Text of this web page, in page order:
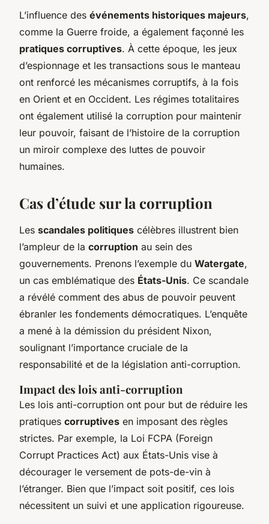
L’influence des événements historiques majeurs,
comme la Guerre froide, a également façonné les
pratiques corruptives. À cette époque, les jeux
d’espionnage et les transactions sous le manteau
ont renforcé les mécanismes corruptifs, à la fois
en Orient et en Occident. Les régimes totalitaires
ont également utilisé la corruption pour maintenir
leur pouvoir, faisant de l’histoire de la corruption
un miroir complexe des luttes de pouvoir
humaines.
Cas d’étude sur la corruption
Les scandales politiques célèbres illustrent bien
l’ampleur de la corruption au sein des
gouvernements. Prenons l’exemple du Watergate,
un cas emblématique des États-Unis. Ce scandale
a révélé comment des abus de pouvoir peuvent
ébranler les fondements démocratiques. L’enquête
a mené à la démission du président Nixon,
soulignant l’importance cruciale de la
responsabilité et de la législation anti-corruption.
Impact des lois anti-corruption
Les lois anti-corruption ont pour but de réduire les
pratiques corruptives en imposant des règles
strictes. Par exemple, la Loi FCPA (Foreign
Corrupt Practices Act) aux États-Unis vise à
décourager le versement de pots-de-vin à
l’étranger. Bien que l’impact soit positif, ces lois
nécessitent un suivi et une application rigoureuse.